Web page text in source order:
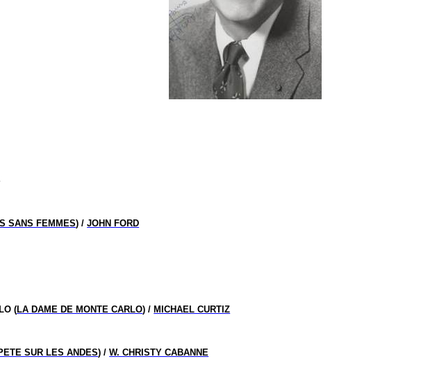
SANS FEMMES) /JOHN FORD
(LA DAME DE MONTE CARLO) / MICHAEL CURTIZ
SUR LES ANDES) /W. CHRISTY CABANNE